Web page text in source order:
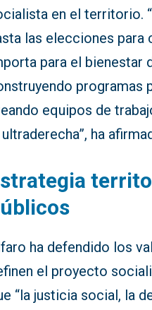
en el territorio.
las elecciones para
para el bienestar
programas
equipos de
ultraderecha”, ha
ha defendido los
el proyecto
“la justicia social, la